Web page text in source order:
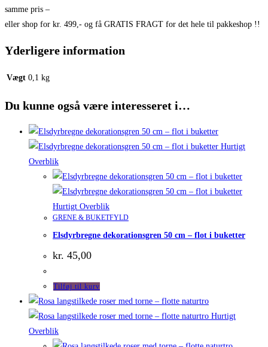
samme pris –
eller shop for kr. 499,- og få GRATIS FRAGT for det hele til pakkeshop !!
Yderligere information
Vægt 0,1 kg
Du kunne også være interesseret i…
Hurtigt
Overblik
Hurtigt Overblik
GRENE & BUKETFYLD
Elsdyrbregne dekorationsgren 50 cm – flot i buketter
kr. 45,00
Tilføj til kurv
Hurtigt
Overblik